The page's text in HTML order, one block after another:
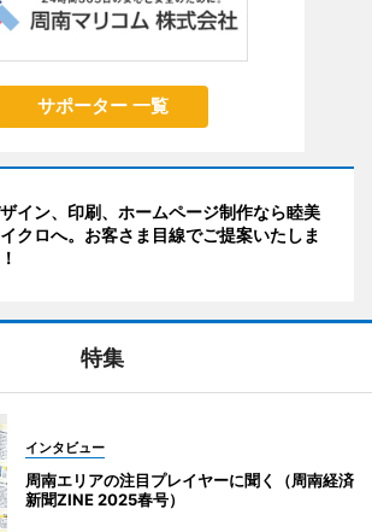
サポーター 一覧
イン、印刷、ホームページ制作なら睦美
クロへ。お客さま目線でご提案いたしま
特集
インタビュー
周南エリアの注目プレイヤーに聞く（周南経済
新聞ZINE 2025春号）